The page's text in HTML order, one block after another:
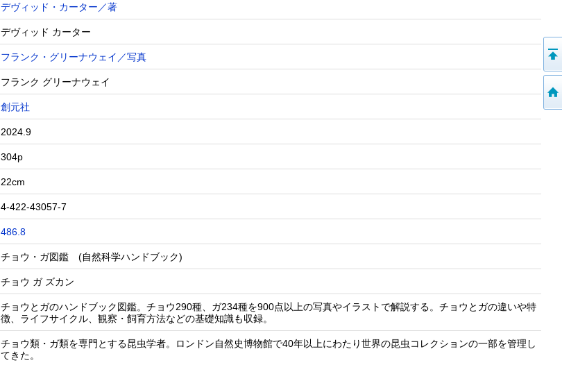
デヴィッド・カーター／著
デヴィッド カーター
フランク・グリーナウェイ／写真
フランク グリーナウェイ
創元社
2024.9
304p
22cm
4-422-43057-7
486.8
チョウ・ガ図鑑 (自然科学ハンドブック)
チョウ ガ ズカン
チョウとガのハンドブック図鑑。チョウ290種、ガ234種を900点以上の写真やイラストで解説する。チョウとガの違いや特
徴、ライフサイクル、観察・飼育方法などの基礎知識も収録。
チョウ類・ガ類を専門とする昆虫学者。ロンドン自然史博物館で40年以上にわたり世界の昆虫コレクションの一部を管理し
てきた。